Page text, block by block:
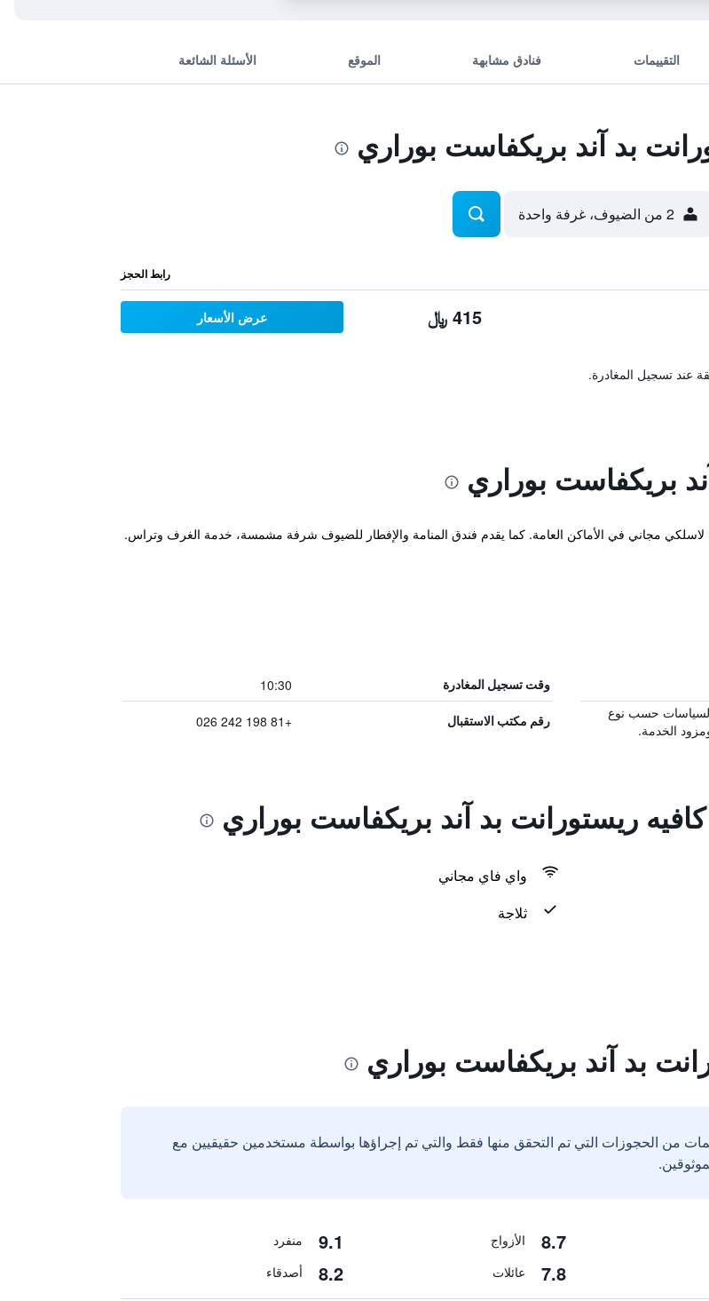
التقييمات فنادق مشابهة الموقع الأسئلة الشائعة
بد آند بريكفاست بوراري
2 من الضيوف، غرفة واحدة
رابط الحجز
415 ﷼ عرض الأسعار
عند تسجيل المغادرة.
بريكفاست بوراري
لاسلكي مجاني في الأماكن العامة. كما يقدم فندق المنامة والإفطار للضيوف شرفة مشمسة، خدمة الغرف وتراس.
وقت تسجيل المغادرة 10:30
حسب نوع
الخدمة.
رقم مكتب الاستقبال +81 198 242 026
ريستورانت بد آند بريكفاست بوراري
واي فاي مجاني
ثلاجة
بد آند بريكفاست بوراري
من الحجوزات التي تم التحقق منها فقط والتي تم إجراؤها بواسطة مستخدمين حقيقيين مع
8.7 الأزواج 9.1 منفرد
7.8 عائلات 8.2 أصدقاء